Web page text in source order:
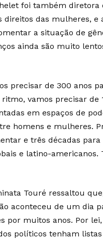
foi também diretora
direitos das mulheres, e
a situação de
ainda são muito
precisar de 300 anos
vamos precisar de
em espaços de
homens e mulheres.
e três décadas para
e latino-americanos.
Touré ressaltou
aconteceu de um dia
por muitos anos. Por
políticos tenham